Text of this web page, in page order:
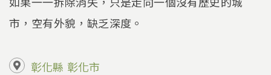
市，空有外貌，缺乏深度。
彰化縣 彰化市